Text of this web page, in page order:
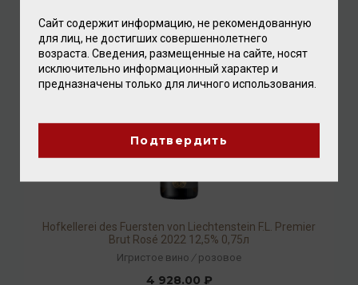
Hofkellerei des Fuersten von Liechtenstein F.L. Premier
Brut Rosé 2022 12,5% 0,75л
Игристое вино / розовое
4 928.00 ₽
Сайт содержит информацию, не рекомендованную
для лиц, не достигших совершеннолетнего
возраста. Сведения, размещенные на сайте, носят
исключительно информационный характер и
предназначены только для личного использования.
Подтвердить